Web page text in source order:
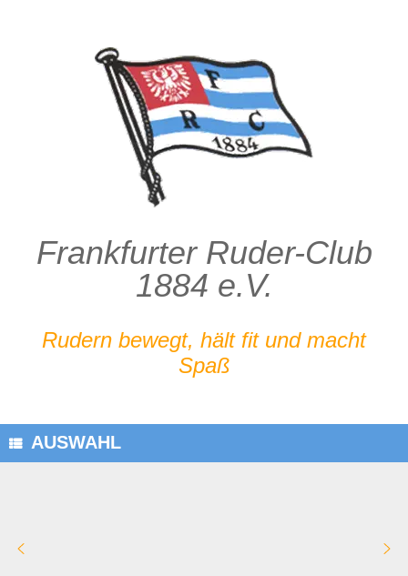
Frankfurter Ruder-Club
1884 e.V.
Rudern bewegt, hält fit und macht
Spaß
AUSWAHL